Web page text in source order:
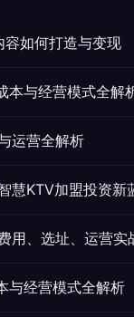
如何打造与变现
本与经营模式全解
运营全解析
慧KTV加盟投资新
用、选址、运营实
与经营模式全解析